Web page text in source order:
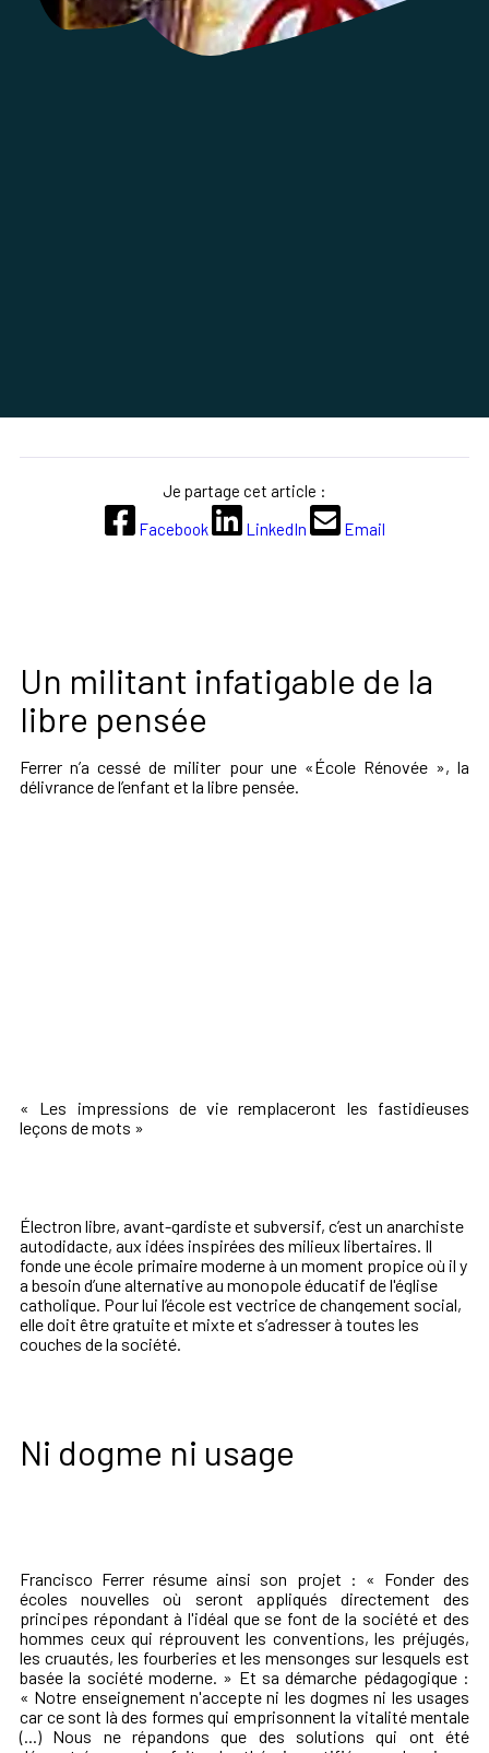
Un militant infatigable de la
libre pensée
Ferrer n’a cessé de militer pour une «École Rénovée », la
délivrance de l’enfant et la libre pensée.
« Les impressions de vie remplaceront les fastidieuses
leçons de mots »
Électron libre, avant-gardiste et subversif, c’est un anarchiste
autodidacte, aux idées inspirées des milieux libertaires. Il
fonde une école primaire moderne à un moment propice où il y
a besoin d’une alternative au monopole éducatif de l'église
catholique. Pour lui l’école est vectrice de changement social,
elle doit être gratuite et mixte et s’adresser à toutes les
couches de la société.
Ni dogme ni usage
Francisco Ferrer résume ainsi son projet : « Fonder des
écoles nouvelles où seront appliqués directement des
principes répondant à l'idéal que se font de la société et des
hommes ceux qui réprouvent les conventions, les préjugés,
les cruautés, les fourberies et les mensonges sur lesquels est
basée la société moderne. » Et sa démarche pédagogique :
« Notre enseignement n'accepte ni les dogmes ni les usages
car ce sont là des formes qui emprisonnent la vitalité mentale
(...) Nous ne répandons que des solutions qui ont été
Je partage cet article :
Facebook
LinkedIn Email